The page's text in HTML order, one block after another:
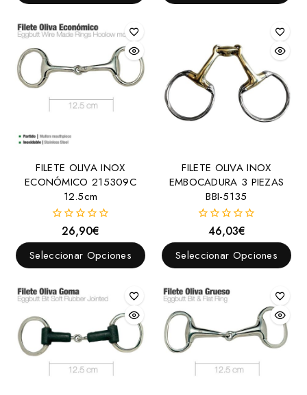
FILETE OLIVA INOX
ECONÓMICO 215309C
12.5cm
fuera
de
5
26,90€
Seleccionar Opciones
FILETE OLIVA INOX
EMBOCADURA 3 PIEZAS
BBI-5135
fuera
de
5
46,03€
Seleccionar Opciones